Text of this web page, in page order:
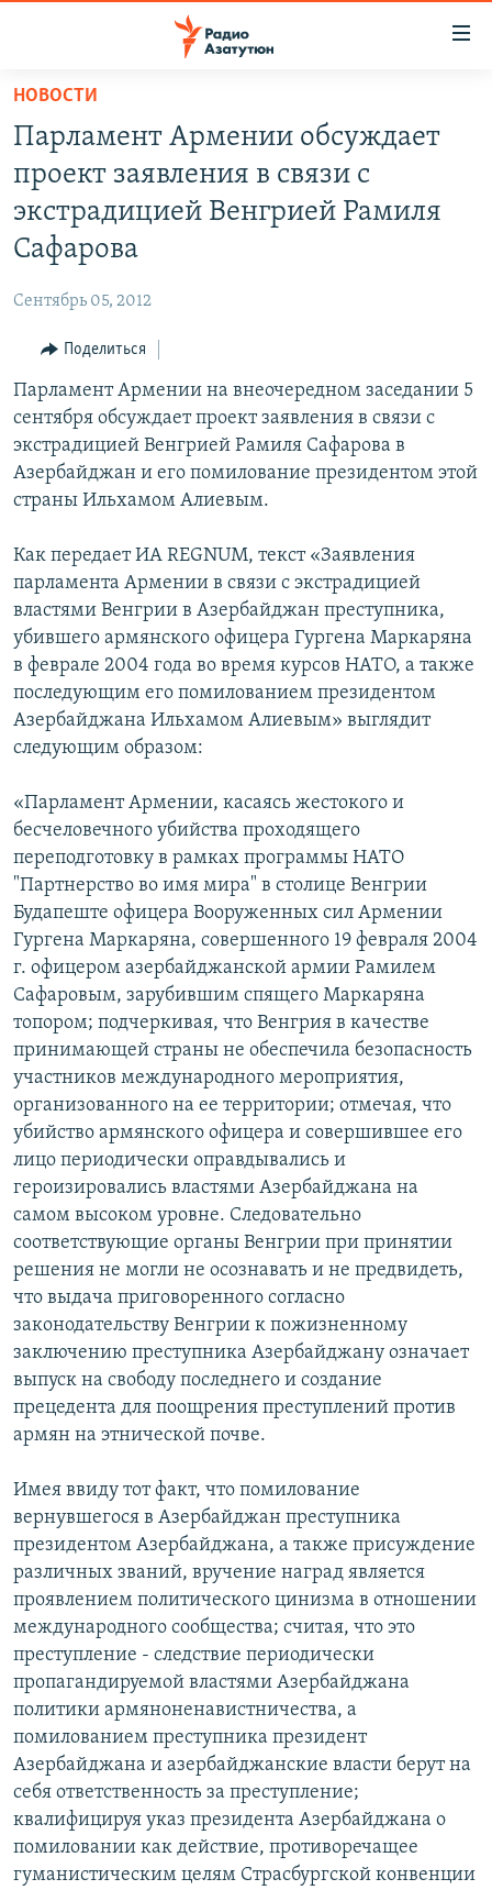
Перейти
основному
содержанию
Перейти
основной
Перейти
поиску
НОВОСТИ
ПОЛИТИКА
ОБЩЕСТВО
РЕГИОН
НАГОРНЫЙ КАРАБАХ
КУЛЬТУРА
СПОРТ
АРХИВ
English
Русский
Все сайты Радио Азатутюн
НОВОСТИ
Парламент Армении обсуждает
проект заявления в связи с
экстрадицией Венгрией Рамиля
Сафарова
Сентябрь 05, 2012
Поделиться
Парламент Армении на внеочередном заседании 5
сентября обсуждает проект заявления в связи с
экстрадицией Венгрией Рамиля Сафарова в
Азербайджан и его помилование президентом этой
страны Ильхамом Алиевым.
Как передает ИА REGNUM, текст «Заявления
парламента Армении в связи с экстрадицией
властями Венгрии в Азербайджан преступника,
убившего армянского офицера Гургена Маркаряна
в феврале 2004 года во время курсов НАТО, а также
последующим его помилованием президентом
Азербайджана Ильхамом Алиевым» выглядит
следующим образом:
«Парламент Армении, касаясь жестокого и
бесчеловечного убийства проходящего
переподготовку в рамках программы НАТО
"Партнерство во имя мира" в столице Венгрии
Будапеште офицера Вооруженных сил Армении
Гургена Маркаряна, совершенного 19 февраля 2004
г. офицером азербайджанской армии Рамилем
Сафаровым, зарубившим спящего Маркаряна
топором; подчеркивая, что Венгрия в качестве
принимающей страны не обеспечила безопасность
участников международного мероприятия,
организованного на ее территории; отмечая, что
убийство армянского офицера и совершившее его
лицо периодически оправдывались и
героизировались властями Азербайджана на
самом высоком уровне. Следовательно
соответствующие органы Венгрии при принятии
решения не могли не осознавать и не предвидеть,
что выдача приговоренного согласно
законодательству Венгрии к пожизненному
заключению преступника Азербайджану означает
выпуск на свободу последнего и создание
прецедента для поощрения преступлений против
армян на этнической почве.
Имея ввиду тот факт, что помилование
вернувшегося в Азербайджан преступника
президентом Азербайджана, а также присуждение
различных званий, вручение наград является
проявлением политического цинизма в отношении
международного сообщества; считая, что это
преступление - следствие периодически
пропагандируемой властями Азербайджана
политики армяноненавистничества, а
помилованием преступника президент
Азербайджана и азербайджанские власти берут на
себя ответственность за преступление;
квалифицируя указ президента Азербайджана о
помиловании как действие, противоречащее
гуманистическим целям Страсбургской конвенции